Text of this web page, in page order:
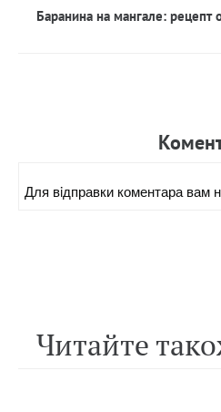
Баранина на мангале: рецепт
Для вiдправки коментара вам
Читайте